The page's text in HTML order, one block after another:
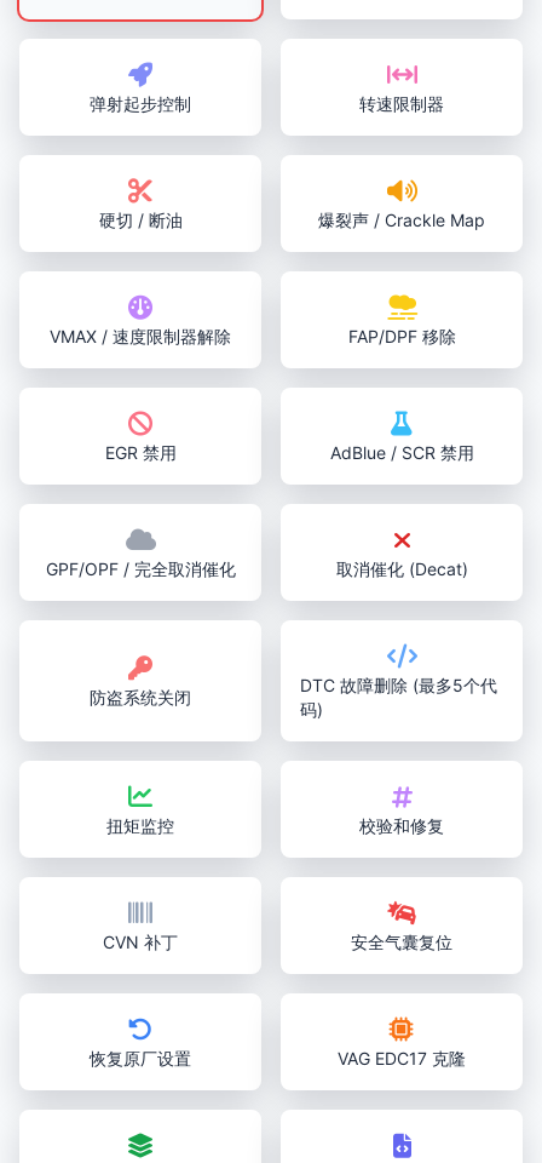
弹射起步控制 转速限制器
硬切 / 断油 爆裂声 / Crackle Map
VMAX / 速度限制器解除 FAP/DPF 移除
EGR 禁用 AdBlue / SCR 禁用
GPF/OPF / 完全取消催化 取消催化 (Decat)
防盗系统关闭
DTC 故障删除 (最多5个代
码)
扭矩监控 校验和修复
CVN 补丁 安全气囊复位
恢复原厂设置 VAG EDC17 克隆